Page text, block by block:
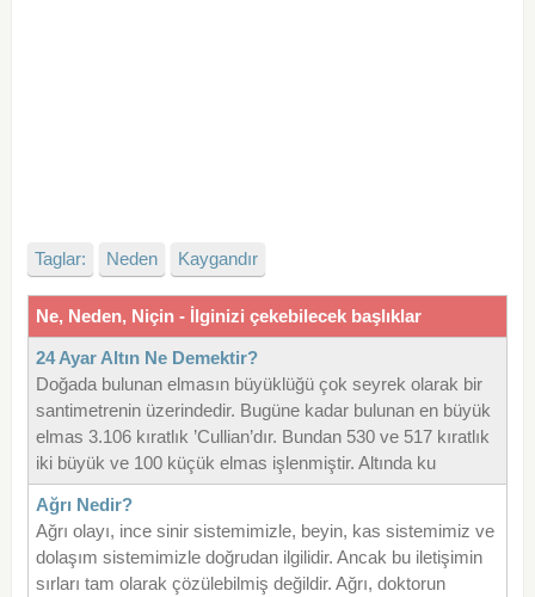
Taglar: Neden Kaygandır
Ne, Neden, Niçin - İlginizi çekebilecek başlıklar
24 Ayar Altın Ne Demektir?
Doğada bulunan elmasın büyüklüğü çok seyrek olarak bir
santimetrenin üzerindedir. Bugüne kadar bulunan en büyük
elmas 3.106 kıratlık ’Cullian’dır. Bundan 530 ve 517 kıratlık
iki büyük ve 100 küçük elmas işlenmiştir. Altında ku
Ağrı Nedir?
Ağrı olayı, ince sinir sistemimizle, beyin, kas sistemimiz ve
dolaşım sistemimizle doğrudan ilgilidir. Ancak bu iletişimin
sırları tam olarak çözülebilmiş değildir. Ağrı, doktorun